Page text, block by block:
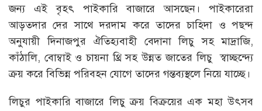
জন্য এই বৃহৎ পাইকারি বাজারে আসছেন। পাইকারেরা
আড়তদার দের সাথে দরদাম করে তাদের চাহিদা ও পছন্দ
অনুযায়ী দিনাজপুর ঐতিহ্যবাহী বেদানা লিচু সহ মাদ্রাজি,
কাঁঠালি, বোম্বাই ও চায়না থ্রি সহ উন্নত জাতের লিচু স্বাচ্ছন্দ্যে
ক্রয় করে বিভিন্ন পরিবহন যোগে তাদের গন্তব্যস্থলে নিয়ে যাচ্ছে।
লিচুর পাইকারি বাজারে লিচু ক্রয় বিক্রয়ের এক মহা উৎসব